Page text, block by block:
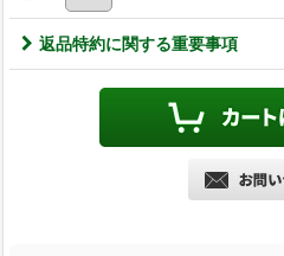
返品特約に関する重要事項